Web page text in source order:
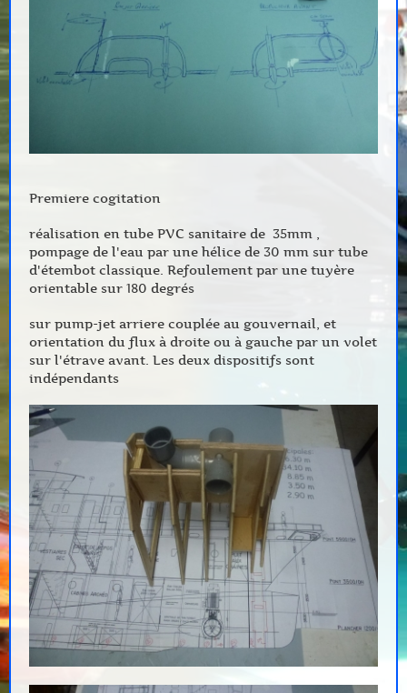
Premiere cogitation
réalisation en tube PVC sanitaire de 35mm ,
pompage de l'eau par une hélice de 30 mm sur tube
d'étembot classique. Refoulement par une tuyère
orientable sur 180 degrés
sur pump-jet arriere couplée au gouvernail, et
orientation du flux à droite ou à gauche par un volet
sur l'étrave avant. Les deux dispositifs sont
indépendants